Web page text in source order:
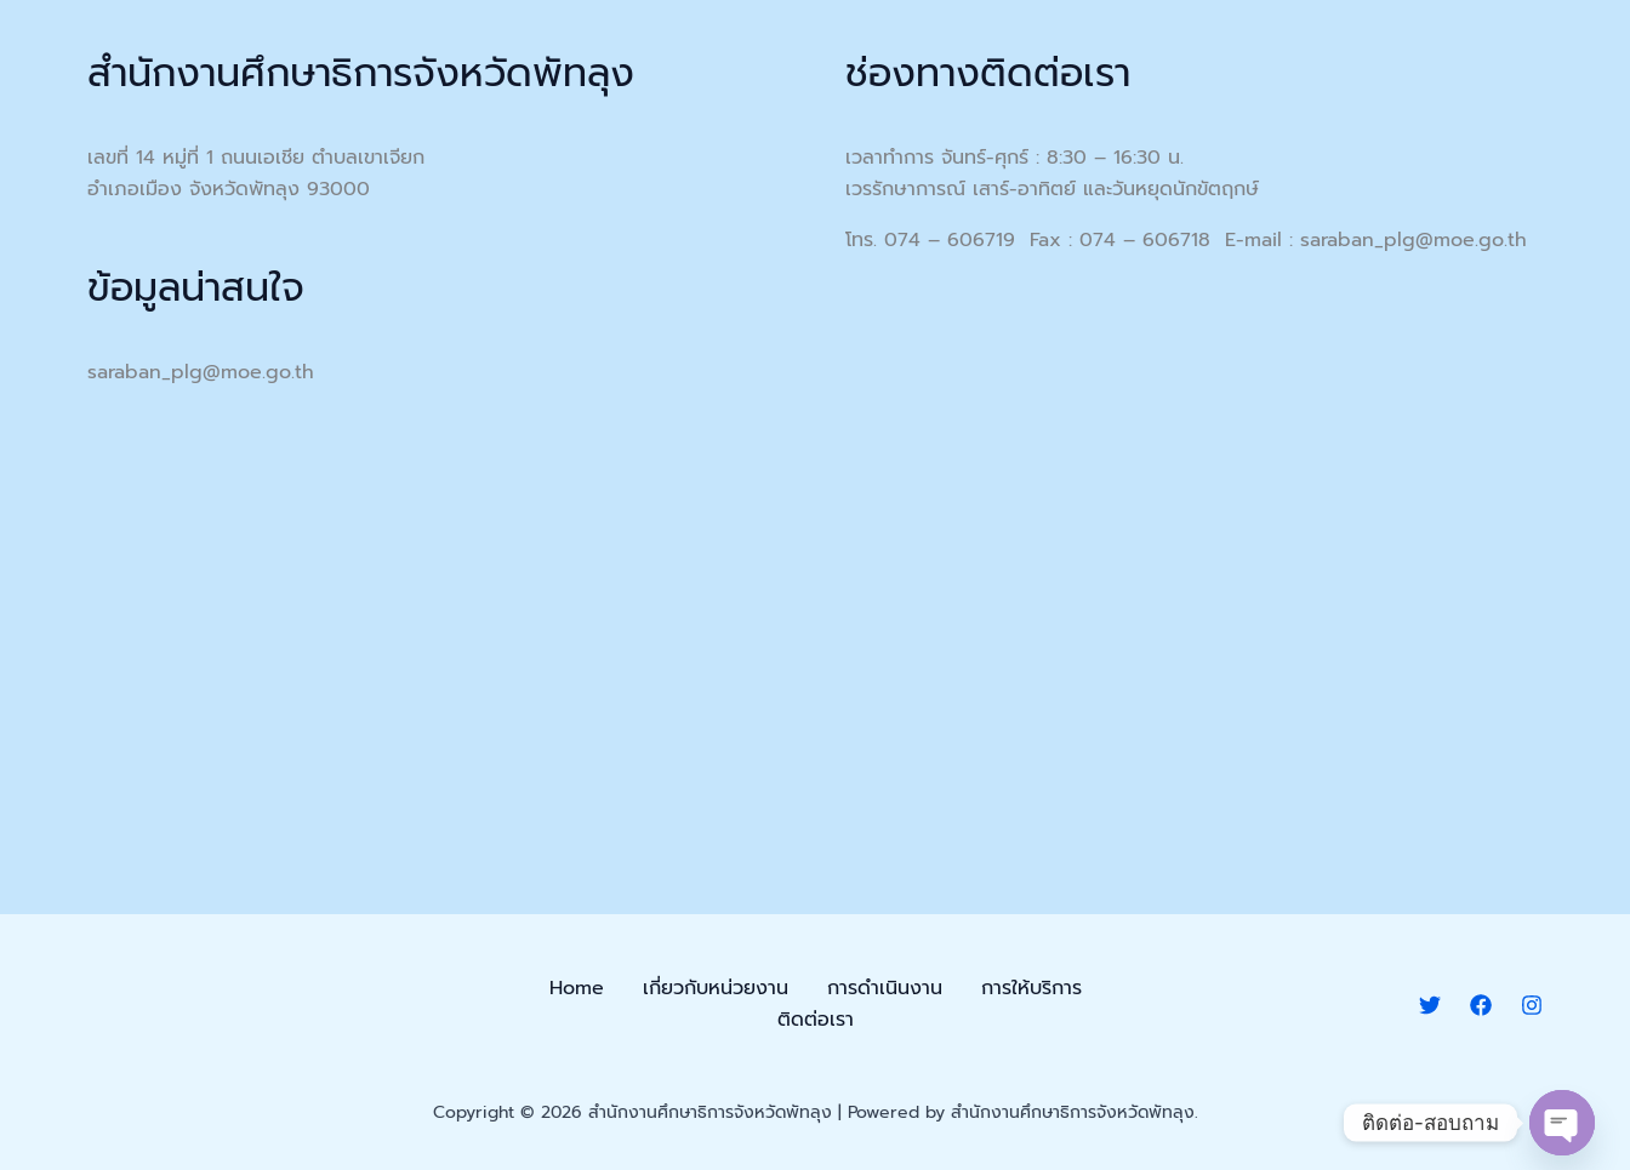
สำนักงานศึกษาธิการจังหวัดพัทลุง
เลขที่ 14 หมู่ที่ 1 ถนนเอเชีย ตำบลเขาเจียก
อำเภอเมือง จังหวัดพัทลุง 93000
ข้อมูลน่าสนใจ
saraban_plg@moe.go.th
ช่องทางติดต่อเรา
เวลาทำการ จันทร์-ศุกร์ : 8:30 – 16:30 น.
เวรรักษาการณ์ เสาร์-อาทิตย์ และวันหยุดนักขัตฤกษ์
โทร. 074 – 606719 Fax : 074 – 606718 E-mail : saraban_plg@moe.go.th
Home เกี่ยวกับหน่วยงาน การดำเนินงาน
การให้บริการ
ติดต่อเรา
Copyright © 2026 สำนักงานศึกษาธิการจังหวัดพัทลุง | Powered by สำนักงานศึกษาธิการจังหวัดพัทลุง. ติดต่อ-สอบถาม
Open